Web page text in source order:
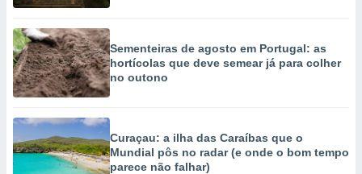
Sementeiras de agosto em Portugal: as
hortícolas que deve semear já para colher
no outono
Curaçau: a ilha das Caraíbas que o
Mundial pôs no radar (e onde o bom tempo
parece não falhar)